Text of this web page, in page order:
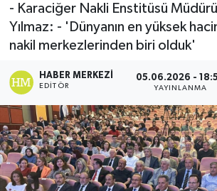
- Karaciğer Nakli Enstitüsü
Yılmaz: - 'Dünyanın en yüksek
nakil merkezlerinden biri olduk'
HABER MERKEZI
EDITÖR
05.06.2026 -
YAYINLANMA